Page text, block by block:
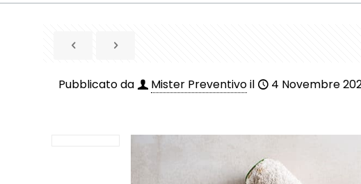
Pubblicato da Mister Preventivoil 4 Novembre